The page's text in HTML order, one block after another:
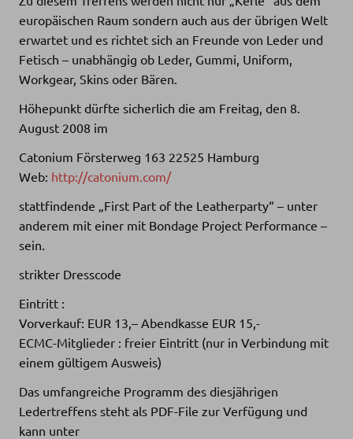
europäischen Raum sondern auch aus der übrigen Welt
erwartet und es richtet sich an Freunde von Leder und
Fetisch – unabhängig ob Leder, Gummi, Uniform,
Workgear, Skins oder Bären.
Höhepunkt dürfte sicherlich die am Freitag, den 8.
August 2008 im
Catonium Försterweg 163 22525 Hamburg
Web: http://catonium.com/
stattfindende „First Part of the Leatherparty“ – unter
anderem mit einer mit Bondage Project Performance –
sein.
strikter Dresscode
Eintritt :
Vorverkauf: EUR 13,– Abendkasse EUR 15,-
ECMC-Mitglieder : freier Eintritt (nur in Verbindung mit
einem gültigem Ausweis)
Das umfangreiche Programm des diesjährigen
Ledertreffens steht als PDF-File zur Verfügung und
kann unter